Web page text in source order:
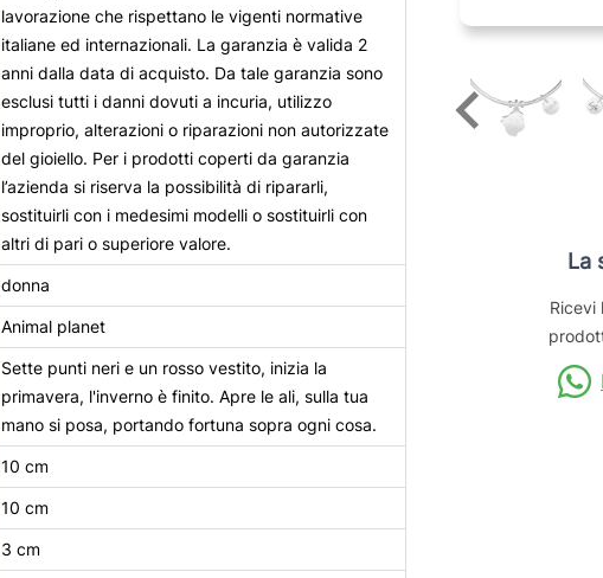
lavorazione che rispettano le vigenti normative
italiane ed internazionali. La garanzia è valida 2
anni dalla data di acquisto. Da tale garanzia sono
esclusi tutti i danni dovuti a incuria, utilizzo
improprio, alterazioni o riparazioni non autorizzate
del gioiello. Per i prodotti coperti da garanzia
l’azienda si riserva la possibilità di ripararli,
sostituirli con i medesimi modelli o sostituirli con
altri di pari o superiore valore.
donna
Animal planet
Sette punti neri e un rosso vestito, inizia la
primavera, l'inverno è finito. Apre le ali, sulla tua
mano si posa, portando fortuna sopra ogni cosa.
10 cm
10 cm
3 cm
La
Ricevi